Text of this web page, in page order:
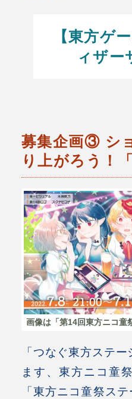
【東方ゲ
ィザー
募集企画③ シ
り上がろう！
画像は「第14回東方ニコ童
「つなぐ東方ステ
ます、東方ニコ童
「東方ニコ童祭ス